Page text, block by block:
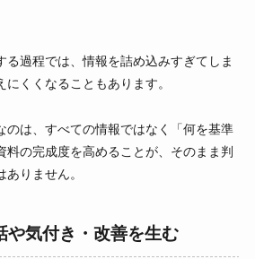
る過程では、情報を詰め込みすぎてしま
くくなることもあります。
のは、すべての情報ではなく「何を基準
料の完成度を高めることが、そのまま判
りません。
や気付き・改善を生む